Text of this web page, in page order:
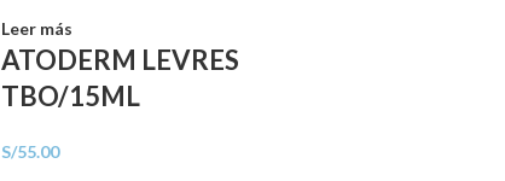
Leer más
ATODERM LEVRES
TBO/15ML
S/55.00